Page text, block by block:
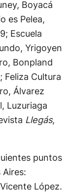
Boyacá
es Pelea,
Escuela
Yrigoyen
Bonpland
Feliza Cultura
Álvarez
Luzuriaga
Llegás,
puntos
López.